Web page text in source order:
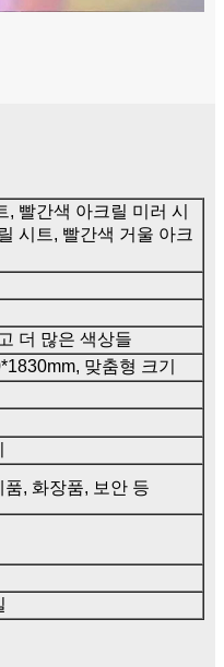
빨간색 아크릴 미러 시
시트, 빨간색 거울 아크
더 많은 색상들
맞춤형 크기
, 화장품, 보안 등